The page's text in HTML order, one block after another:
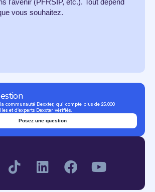
vous souhaitez.
communauté Dexxter, qui compte plus de 25.000
et d'experts Dexxter vérifiés.
Posez une question